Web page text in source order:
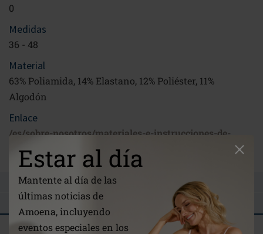
Estar al día
Mantente al día de las
últimas noticias de
Amoena, incluyendo
eventos especiales en los
0
Medidas
36 - 48
Material
63% Poliamida, 14% Elastano, 12% Poliéster, 11%
Algodón
Enlace
/es/sobre-nosotros/materiales-e-instrucciones-de-
cuidado/
INGRESE SU PREGUNTA